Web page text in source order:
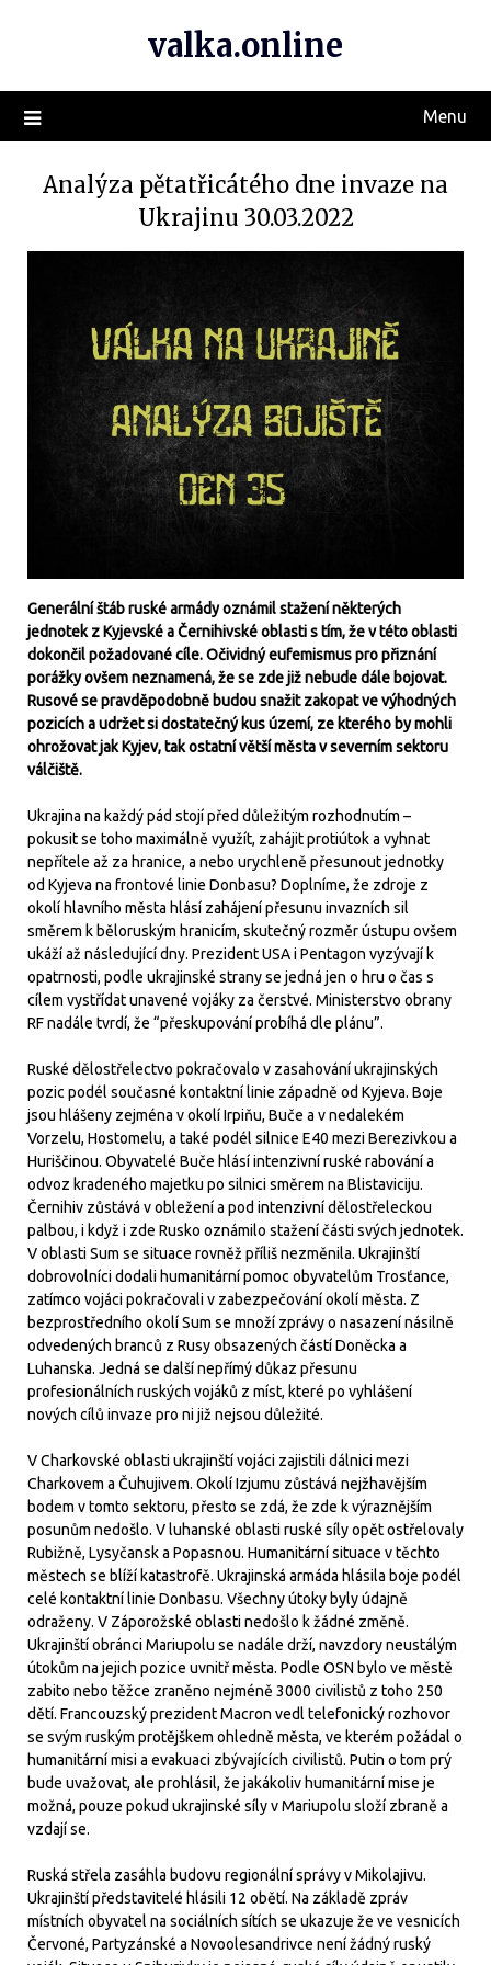
valka.online
Menu
Analýza pětatřicátého dne invaze na
Ukrajinu 30.03.2022
Generální štáb ruské armády oznámil stažení některých
jednotek z Kyjevské a Černihivské oblasti s tím, že v této oblasti
dokončil požadované cíle. Očividný eufemismus pro přiznání
porážky ovšem neznamená, že se zde již nebude dále bojovat.
Rusové se pravděpodobně budou snažit zakopat ve výhodných
pozicích a udržet si dostatečný kus území, ze kterého by mohli
ohrožovat jak Kyjev, tak ostatní větší města v severním sektoru
válčiště.
Ukrajina na každý pád stojí před důležitým rozhodnutím –
pokusit se toho maximálně využít, zahájit protiútok a vyhnat
nepřítele až za hranice, a nebo urychleně přesunout jednotky
od Kyjeva na frontové linie Donbasu? Doplníme, že zdroje z
okolí hlavního města hlásí zahájení přesunu invazních sil
směrem k běloruským hranicím, skutečný rozměr ústupu ovšem
ukáží až následující dny. Prezident USA i Pentagon vyzývají k
opatrnosti, podle ukrajinské strany se jedná jen o hru o čas s
cílem vystřídat unavené vojáky za čerstvé. Ministerstvo obrany
RF nadále tvrdí, že “přeskupování probíhá dle plánu”.
Ruské dělostřelectvo pokračovalo v zasahování ukrajinských
pozic podél současné kontaktní linie západně od Kyjeva. Boje
jsou hlášeny zejména v okolí Irpiňu, Buče a v nedalekém
Vorzelu, Hostomelu, a také podél silnice E40 mezi Berezivkou a
Huriščinou. Obyvatelé Buče hlásí intenzivní ruské rabování a
odvoz kradeného majetku po silnici směrem na Blistaviciju.
Černihiv zůstává v obležení a pod intenzivní dělostřeleckou
palbou, i když i zde Rusko oznámilo stažení části svých jednotek.
V oblasti Sum se situace rovněž příliš nezměnila. Ukrajinští
dobrovolníci dodali humanitární pomoc obyvatelům Trosťance,
zatímco vojáci pokračovali v zabezpečování okolí města. Z
bezprostředního okolí Sum se množí zprávy o nasazení násilně
odvedených branců z Rusy obsazených částí Doněcka a
Luhanska. Jedná se další nepřímý důkaz přesunu
profesionálních ruských vojáků z míst, které po vyhlášení
nových cílů invaze pro ni již nejsou důležité.
V Charkovské oblasti ukrajinští vojáci zajistili dálnici mezi
Charkovem a Čuhujivem. Okolí Izjumu zůstává nejžhavějším
bodem v tomto sektoru, přesto se zdá, že zde k výraznějším
posunům nedošlo. V luhanské oblasti ruské síly opět ostřelovaly
Rubižně, Lysyčansk a Popasnou. Humanitární situace v těchto
městech se blíží katastrofě. Ukrajinská armáda hlásila boje podél
celé kontaktní linie Donbasu. Všechny útoky byly údajně
odraženy. V Záporožské oblasti nedošlo k žádné změně.
Ukrajinští obránci Mariupolu se nadále drží, navzdory neustálým
útokům na jejich pozice uvnitř města. Podle OSN bylo ve městě
zabito nebo těžce zraněno nejméně 3000 civilistů z toho 250
dětí. Francouzský prezident Macron vedl telefonický rozhovor
se svým ruským protějškem ohledně města, ve kterém požádal o
humanitární misi a evakuaci zbývajících civilistů. Putin o tom prý
bude uvažovat, ale prohlásil, že jakákoliv humanitární mise je
možná, pouze pokud ukrajinské síly v Mariupolu složí zbraně a
vzdají se.
Ruská střela zasáhla budovu regionální správy v Mikolajivu.
Ukrajinští představitelé hlásili 12 obětí. Na základě zpráv
místních obyvatel na sociálních sítích se ukazuje že ve vesnicích
Červoné, Partyzánské a Novoolesandrivce není žádný ruský